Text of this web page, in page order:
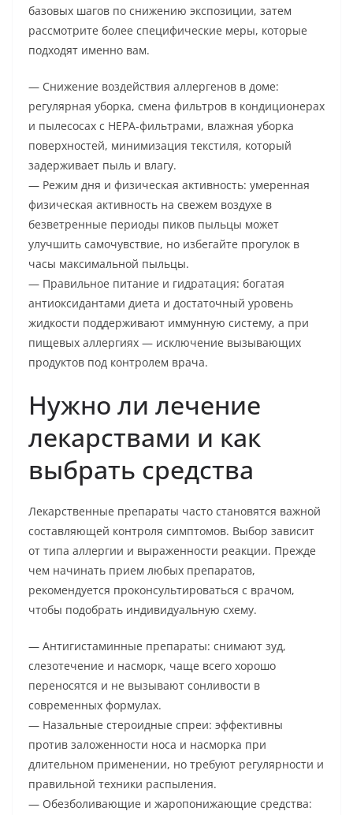
базовых шагов по снижению экспозиции, затем
рассмотрите более специфические меры, которые
подходят именно вам.
— Снижение воздействия аллергенов в доме:
регулярная уборка, смена фильтров в кондиционерах
и пылесосах с HEPA-фильтрами, влажная уборка
поверхностей, минимизация текстиля, который
задерживает пыль и влагу.
— Режим дня и физическая активность: умеренная
физическая активность на свежем воздухе в
безветренные периоды пиков пыльцы может
улучшить самочувствие, но избегайте прогулок в
часы максимальной пыльцы.
— Правильное питание и гидратация: богатая
антиоксидантами диета и достаточный уровень
жидкости поддерживают иммунную систему, а при
пищевых аллергиях — исключение вызывающих
продуктов под контролем врача.
Нужно ли лечение
лекарствами и как
выбрать средства
Лекарственные препараты часто становятся важной
составляющей контроля симптомов. Выбор зависит
от типа аллергии и выраженности реакции. Прежде
чем начинать прием любых препаратов,
рекомендуется проконсультироваться с врачом,
чтобы подобрать индивидуальную схему.
— Антигистаминные препараты: снимают зуд,
слезотечение и насморк, чаще всего хорошо
переносятся и не вызывают сонливости в
современных формулах.
— Назальные стероидные спреи: эффективны
против заложенности носа и насморка при
длительном применении, но требуют регулярности и
правильной техники распыления.
— Обезболивающие и жаропонижающие средства: